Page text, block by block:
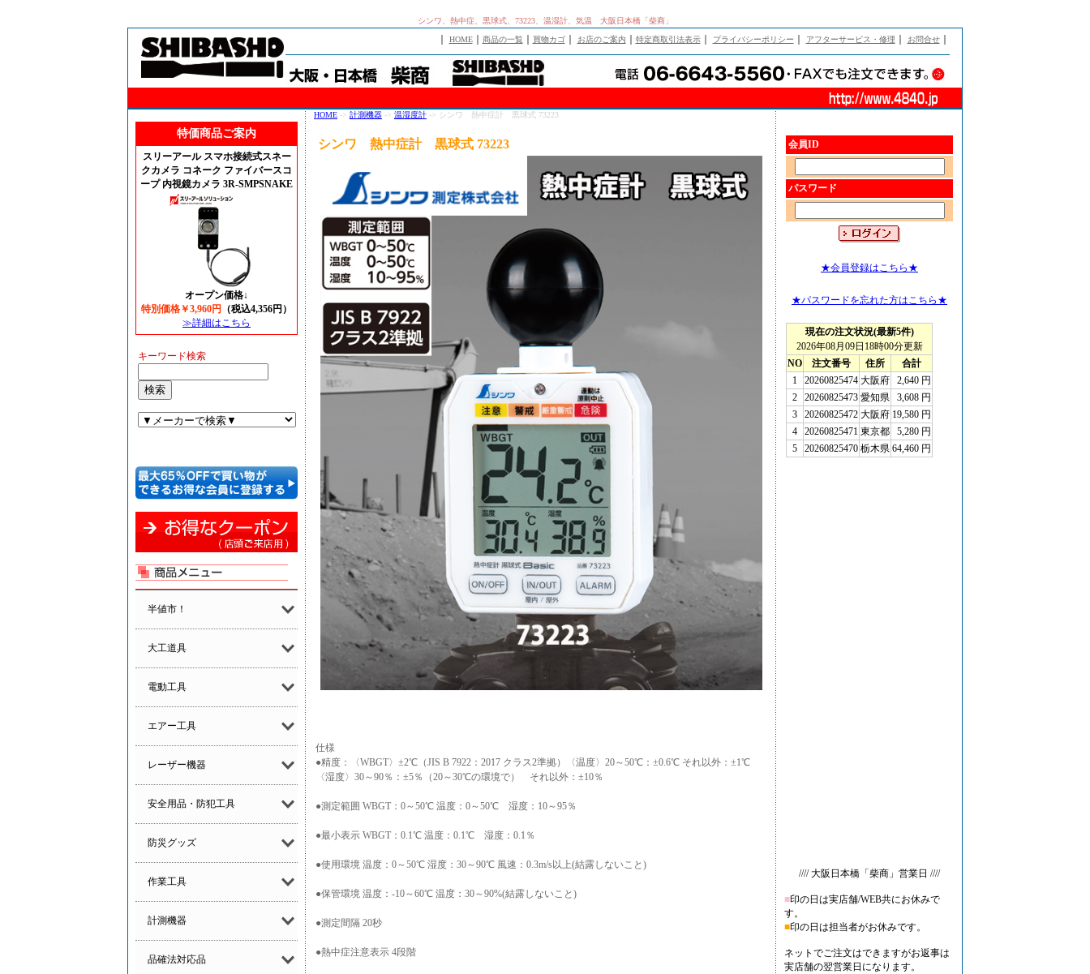
シンワ、熱中症、黒球式、73223、温湿計、気温 大阪日本橋「柴商」
HOME｜ 商品の一覧 買物カゴ｜ お店のご案内 特定商取引法表示｜ プライバシーポリシー アフターサービス・修理 お問合せ｜
特価商品ご案内
スリーアール スマホ接続式スネー
クカメラ コネーク ファイバースコ
ープ 内視鏡カメラ 3R-SMPSNAKE
オープン価格↓
特別価格￥3,960円
（税込4,356円）
≫詳細はこちら
キーワード検索
半値市！
大工道具
電動工具
エアー工具
レーザー機器
安全用品・防犯工具
防災グッズ
作業工具
計測機器
品確法対応品
HOME -> 計測機器 -> 温湿度計 -> シンワ 熱中症計 黒球式 73223
シンワ 熱中症計 黒球式 73223
仕様
●精度：〈WBGT〉±2℃（JIS B 7922：2017 クラス2準拠）〈温度〉20～50℃：±0.6℃ それ以外：±1℃
〈湿度〉30～90％：±5％（20～30℃の環境で） それ以外：±10％
●測定範囲 WBGT：0～50℃ 温度：0～50℃ 湿度：10～95％
●最小表示 WBGT：0.1℃ 温度：0.1℃ 湿度：0.1％
●使用環境 温度：0～50℃ 湿度：30～90℃ 風速：0.3m/s以上(結露しないこと)
●保管環境 温度：-10～60℃ 温度：30～90%(結露しないこと)
●測定間隔 20秒
●熱中症注意表示 4段階
会員ID
パスワード
★会員登録はこちら★
★パスワードを忘れた方はこちら★
//// 大阪日本橋「柴商」営業日 ////
■印の日は実店舗/WEB共にお休みで
す。
■印の日は担当者がお休みです。
ネットでご注文はできますがお返事は
実店舗の翌営業日になります。